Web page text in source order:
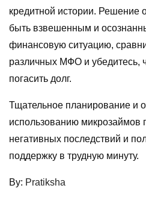
кредитной истории. Решение
быть взвешенным и
финансовую ситуацию,
различных МФО и убедитесь,
погасить долг.
Тщательное планирование и
использованию микрозаймов
негативных последствий и
поддержку в трудную минуту.
By: Pratiksha